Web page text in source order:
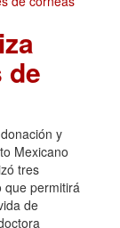
de
y
Mexicano
tres
permitirá
de